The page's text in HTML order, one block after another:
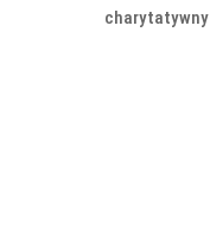
charytatywny